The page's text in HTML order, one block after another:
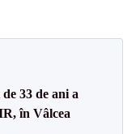
33 de ani a
în Vâlcea